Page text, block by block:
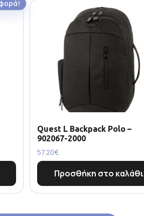
Quest L Backpack Polo –
902067-2000
57.20€
Προσθήκη στο καλάθι